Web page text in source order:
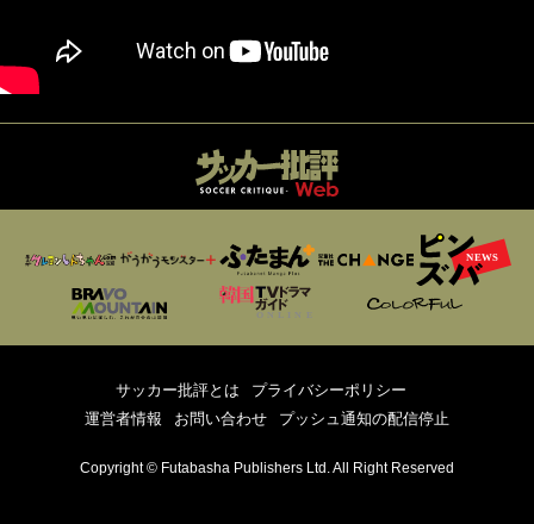
サッカー批評とは
プライバシーポリシー
運営者情報
お問い合わせ プッシュ通知の配信停止
Copyright © Futabasha Publishers Ltd. All Right Reserved